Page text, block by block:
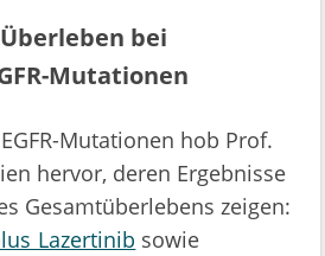
bei
Mutationen
Mutationen hob Prof.
hervor, deren Ergebnisse
Gesamtüberlebens zeigen:
Lazertinib sowie